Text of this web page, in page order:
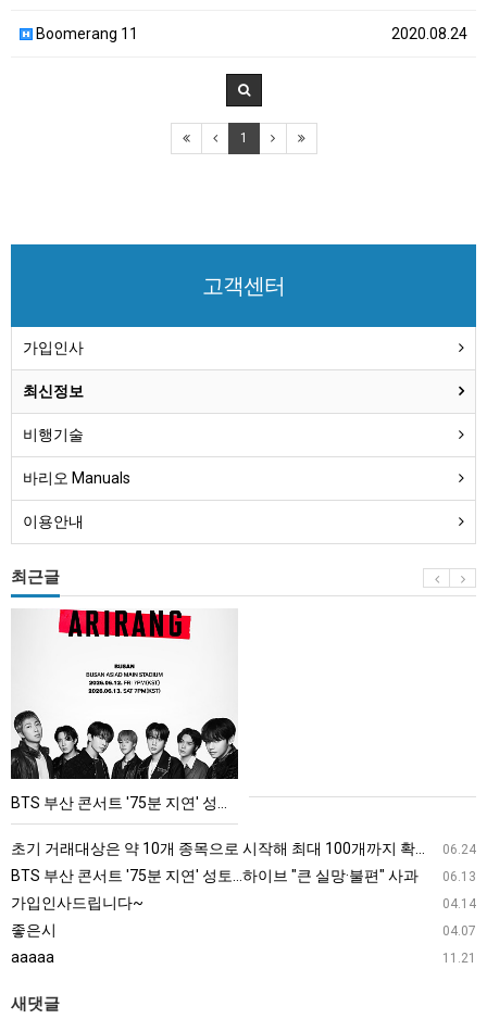
2020.08.24
Boomerang 11
1
고객센터
가입인사
최신정보
비행기술
바리오 Manuals
이용안내
최근글
서
트
'75
분
브
BTS 부산 콘서트 '75분 지연' 성토…하이브 "큰 실망·불편" 사과
06.24
초기 거래대상은 약 10개 종목으로 시작해 최대 100개까지 확대할 방침이다. 구체적인 거래 대상 ETF는 아직 확정되지 않았지만, 시장 대표성이나 거래량을 고려해 선정할 계획이다.
06.13
BTS 부산 콘서트 '75분 지연' 성토…하이브 "큰 실망·불편" 사과
04.14
가입인사드립니다~
04.07
좋은시
11.21
aaaaa
새댓글